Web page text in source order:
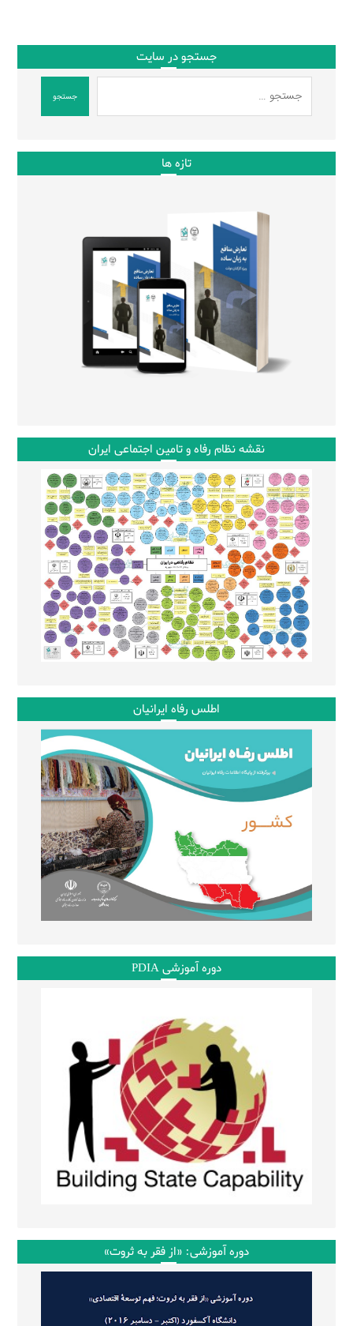
جستجو در سایت
جستجو
تازه ها
نقشه نظام رفاه و تامین اجتماعی ایران
اطلس رفاه ایرانیان
دوره آموزشی PDIA
دوره آموزشی: «از فقر به ثروت»